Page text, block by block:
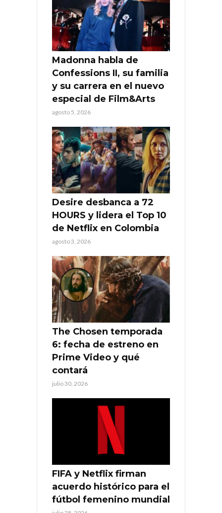
Madonna habla de
Confessions II, su familia
y su carrera en el nuevo
especial de Film&Arts
agosto 5, 2026
Desire desbanca a 72
HOURS y lidera el Top 10
de Netflix en Colombia
agosto 3, 2026
The Chosen temporada
6: fecha de estreno en
Prime Video y qué
contará
julio 30, 2026
FIFA y Netflix firman
acuerdo histórico para el
fútbol femenino mundial